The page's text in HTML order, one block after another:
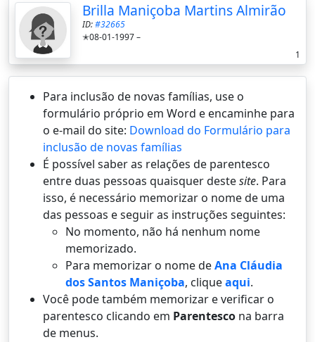
Brilla Maniçoba Martins Almirão
ID:#32665
✭08-01-1997 –
1
Para inclusão de novas famílias, use o
formulário próprio em Word e encaminhe para
o e-mail do site: Download do Formulário para
inclusão de novas famílias
É possí­vel saber as relações de parentesco
entre duas pessoas quaisquer destesite. Para
isso, é necessário memorizar o nome de uma
das pessoas e seguir as instruções seguintes:
No momento, não há nenhum nome
memorizado.
Para memorizar o nome deAna Cláudia
dos Santos Maniçoba, cliqueaqui.
Você pode também memorizar e verificar o
parentesco clicando em Parentesco na barra
de menus.